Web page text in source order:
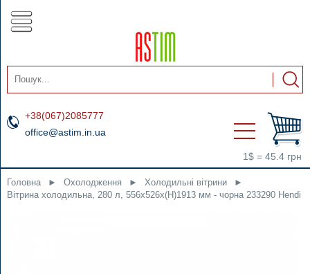
+38(067)2085777
office@astim.in.ua
1$ = 45.4 грн
Головна ► Охолодження ► Холодильні вітрини
►
Вітрина холодильна, 280 л, 556x526x(H)1913 мм - чорна 233290 Hendi